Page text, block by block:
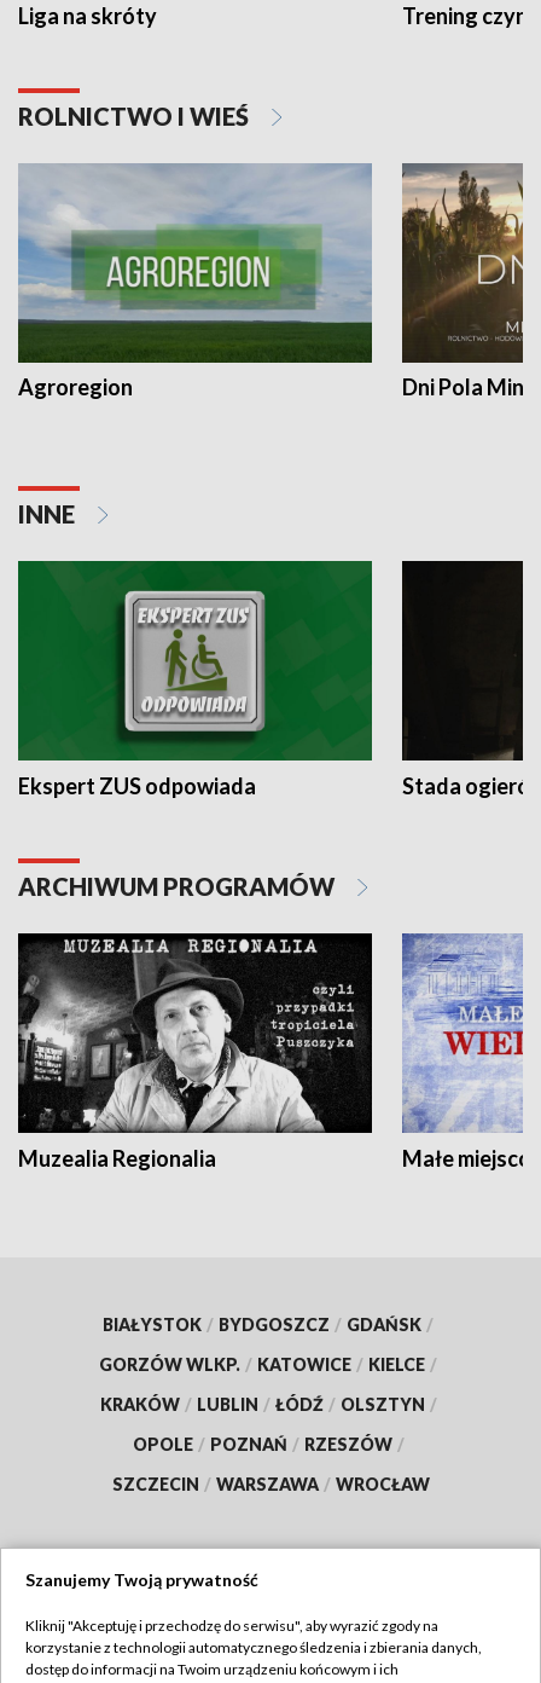
Liga na skróty Trening czyni
ROLNICTWO I WIEŚ
Agroregion Dni Pola
INNE
Ekspert ZUS odpowiada Stada
ARCHIWUM PROGRAMÓW
Muzealia Regionalia Małe
BIAŁYSTOK / BYDGOSZCZ / GDAŃSK /
GORZÓW WLKP. / KATOWICE / KIELCE /
KRAKÓW / LUBLIN / ŁÓDŹ / OLSZTYN /
OPOLE / POZNAŃ / RZESZÓW /
SZCZECIN / WARSZAWA / WROCŁAW
TVP
Szanujemy Twoją prywatność
Kliknij "Akceptuję i przechodzę do serwisu", aby wyrazić zgody na
korzystanie z technologii automatycznego śledzenia i zbierania danych,
dostęp do informacji na Twoim urządzeniu końcowym i ich